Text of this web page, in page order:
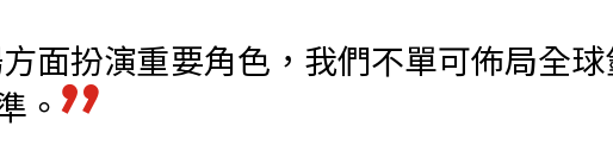
機遇﹕政府招標公告 推薦表格 其他
面扮演重要角色，我們不單可佈局全
。